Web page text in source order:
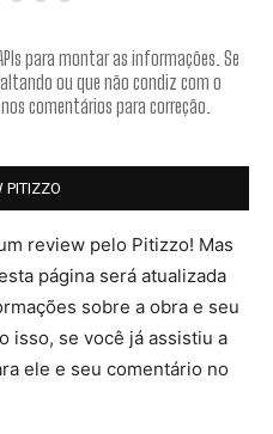
para montar as informações. Se
ou que não condiz com o
comentários para correção.
PITIZZO
review pelo Pitizzo! Mas
página será atualizada
sobre a obra e seu
isso, se você já assistiu a
ele e seu comentário no